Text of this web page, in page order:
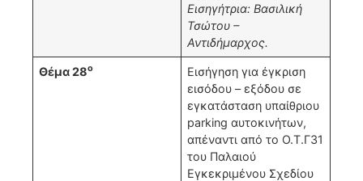
Εισηγήτρια: Βασιλική
Τσώτου –
Αντιδήμαρχος.
Θέμα 28ο
Εισήγηση για έγκριση
εισόδου – εξόδου σε
εγκατάσταση υπαίθριου
parking αυτοκινήτων,
απέναντι από το Ο.Τ.Γ31
του Παλαιού
Εγκεκριμένου Σχεδίου